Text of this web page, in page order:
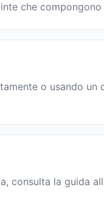
che
o usando
consulta la guida